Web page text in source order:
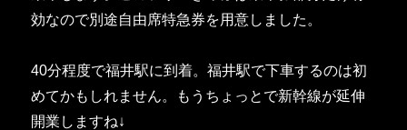
効なので別途自由席特急券を用意しました。
40分程度で福井駅に到着。福井駅で下車するのは初
めてかもしれません。もうちょっとで新幹線が延伸
開業しますね↓